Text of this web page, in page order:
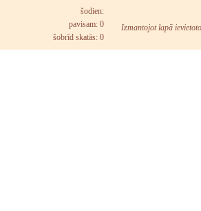
šodien:
pavisam: 0
šobrīd skatās: 0
Izmantojot lapā